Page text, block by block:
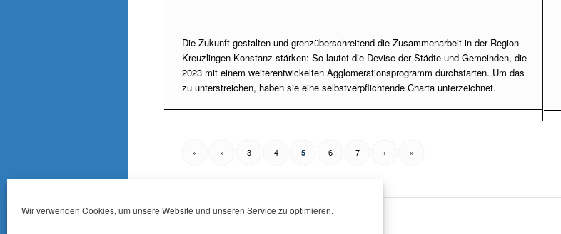
Wir verwenden Cookies, um unsere Website und unseren Service zu optimieren.
Die Zukunft gestalten und grenzüberschreitend die Zusammenarbeit in der Region
Kreuzlingen-Konstanz stärken: So lautet die Devise der Städte und Gemeinden, die
2023 mit einem weiterentwickelten Agglomerationsprogramm durchstarten. Um das
zu unterstreichen, haben sie eine selbstverpflichtende Charta unterzeichnet.
« ‹ 3 4 5 6 7 › »